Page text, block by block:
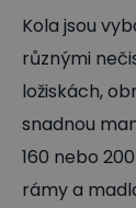
Kola jsou
různými
ložiskách,
snadnou
160 nebo
rámy a